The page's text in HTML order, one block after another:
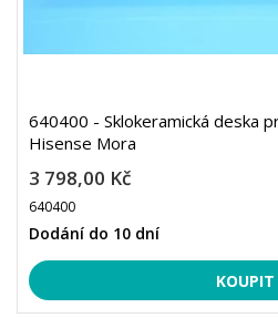
640400 - Sklokeramická deska
Hisense Mora
3 798,00 Kč
640400
Dodání do 10 dní